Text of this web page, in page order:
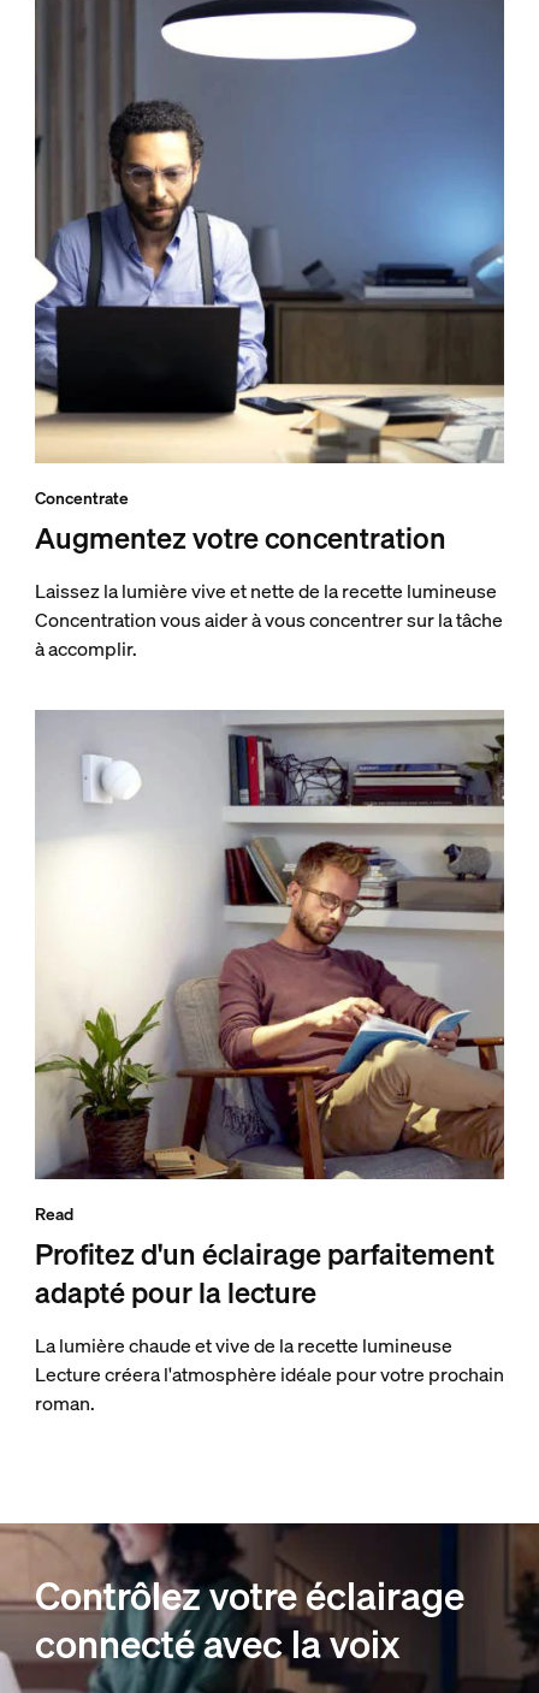
Concentrate
Augmentez votre concentration
Laissez la lumière vive et nette de la recette lumineuse
Concentration vous aider à vous concentrer sur la tâche
à accomplir.
Read
Profitez d'un éclairage parfaitement
adapté pour la lecture
La lumière chaude et vive de la recette lumineuse
Lecture créera l'atmosphère idéale pour votre prochain
roman.
Contrôlez votre éclairage
connecté avec la voix